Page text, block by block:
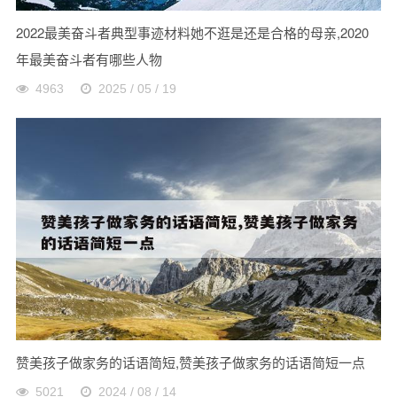
2022最美奋斗者典型事迹材料她不逛是还是合格的母亲,2020
年最美奋斗者有哪些人物
4963 2025 / 05 / 19
赞美孩子做家务的话语简短,赞美孩子做家务的话语简短一点
5021 2024 / 08 / 14